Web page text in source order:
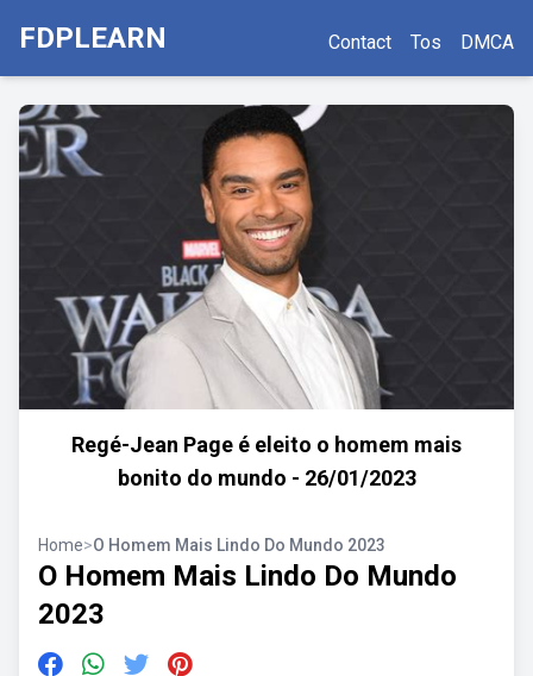
FDPLEARN Contact Tos DMCA
Regé-Jean Page é eleito o homem mais
bonito do mundo - 26/01/2023
Home>O Homem Mais Lindo Do Mundo 2023
O Homem Mais Lindo Do Mundo
2023